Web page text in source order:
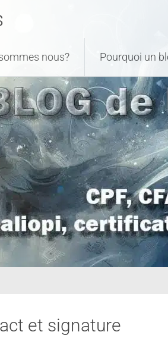
nous? Pourquoi un
et signature